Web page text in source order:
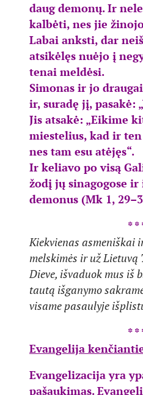
daug demonų. Ir
kalbėti, nes jie
Labai anksti, dar
atsikėlęs nuėjo į
tenai meldėsi.
Simonas ir jo
ir, suradę jį, ­pasakė:
Jis atsakė: „Eikime
miestelius, kad ir
nes tam esu atėjęs“.
Ir keliavo po visą
žodį jų sinagogose ir
demonus (Mk 1,
* *
Kiekvienas asmeniškai
melskimės ir už Lietuvą
Dieve, išvaduok mus iš
tautą išganymo
visame pasaulyje
* *
Evangelija
Evangelizacija yra
pašaukimas.